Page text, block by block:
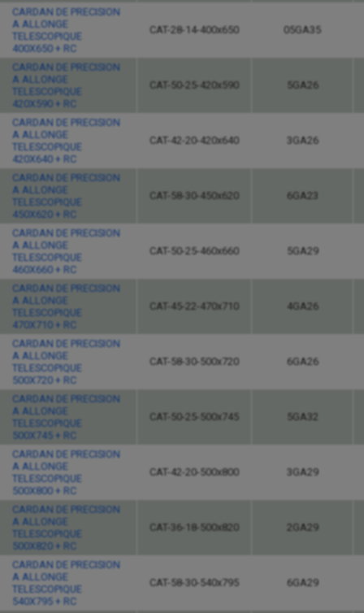
CARDAN DE PRECISION
A ALLONGE
TELESCOPIQUE
400X650 + RC
CAT-28-14-400x650 05GA35
CARDAN DE PRECISION
A ALLONGE
TELESCOPIQUE
420X590 + RC
CAT-50-25-420x590 5GA26
CARDAN DE PRECISION
A ALLONGE
TELESCOPIQUE
420X640 + RC
CAT-42-20-420x640 3GA26
CARDAN DE PRECISION
A ALLONGE
TELESCOPIQUE
450X620 + RC
CAT-58-30-450x620 6GA23
CARDAN DE PRECISION
A ALLONGE
TELESCOPIQUE
460X660 + RC
CAT-50-25-460x660 5GA29
CARDAN DE PRECISION
A ALLONGE
TELESCOPIQUE
470X710 + RC
CAT-45-22-470x710 4GA26
CARDAN DE PRECISION
A ALLONGE
TELESCOPIQUE
500X720 + RC
CAT-58-30-500x720 6GA26
CARDAN DE PRECISION
A ALLONGE
TELESCOPIQUE
500X745 + RC
CAT-50-25-500x745 5GA32
CARDAN DE PRECISION
A ALLONGE
TELESCOPIQUE
500X800 + RC
CAT-42-20-500x800 3GA29
CARDAN DE PRECISION
A ALLONGE
TELESCOPIQUE
500X820 + RC
CAT-36-18-500x820 2GA29
CARDAN DE PRECISION
A ALLONGE
TELESCOPIQUE
540X795 + RC
CAT-58-30-540x795 6GA29